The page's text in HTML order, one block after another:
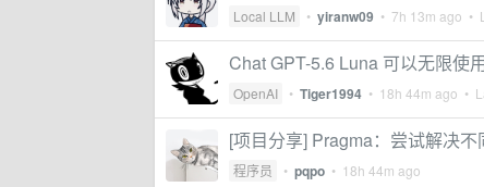
Local LLM • yiranw09 • 7h 13m ago •
Chat GPT-5.6 Luna 可以无限使
OpenAI • Tiger1994 • 18h 44m ago •
[项目分享] Pragma：尝试解决
程序员 • pqpo • 18h 44m ago